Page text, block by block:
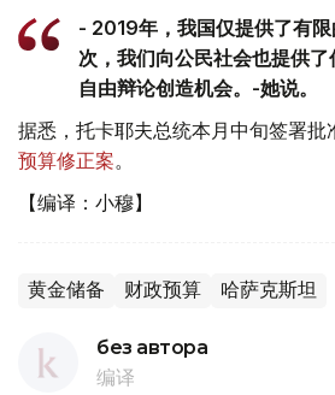
- 2019年，我国仅提供了有
次，我们向公民社会也提供
自由辩论创造机会。-她说。
据悉，托卡耶夫总统本月中旬签署批
预算修正案。
【编译：小穆】
黄金储备 财政预算 哈萨克斯坦
без автора
编译